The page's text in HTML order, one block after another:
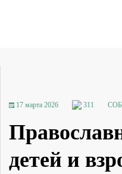
17 марта 2026 311
детей и